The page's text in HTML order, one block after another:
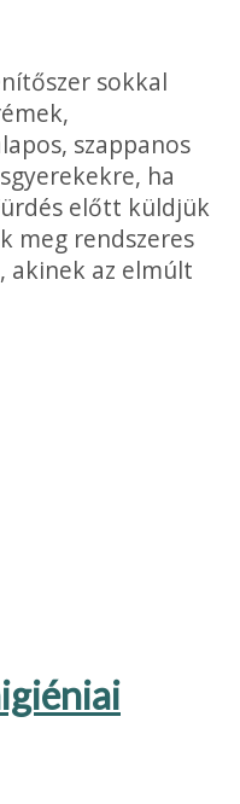
sokkal
szappanos
ha
előtt küldjük
meg rendszeres
aki­nek az elmúlt